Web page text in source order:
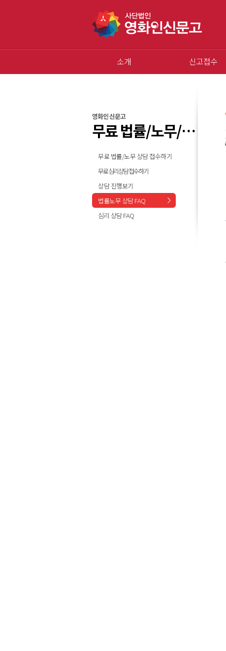
소개 신고접수
영화인 신문고
무료 법률/노무/심리 상담
무료 법률/노무 상담 접수하기
무료 심리상담 접수하기
상담 진행보기
법률노무 상담 FAQ
심리 상담 FAQ